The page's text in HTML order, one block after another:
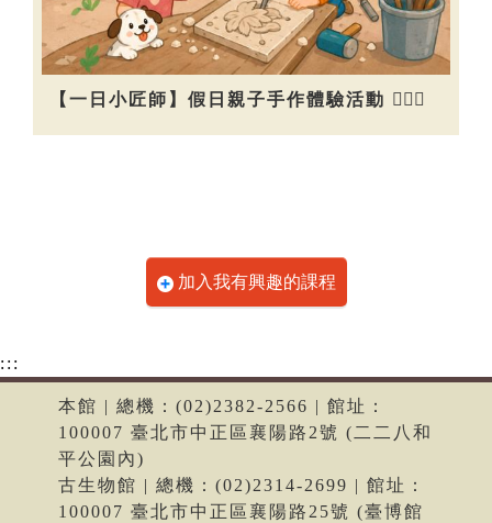
【一日小匠師】假日親子手作體驗活動 👷🏻‍♀️
加入我有興趣的課程
:::
本館 | 總機：(02)2382-2566 | 館址：
100007 臺北市中正區襄陽路2號 (二二八和
平公園內)
古生物館 | 總機：(02)2314-2699 | 館址：
100007 臺北市中正區襄陽路25號 (臺博館